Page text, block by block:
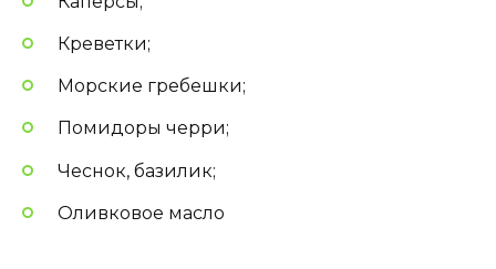
Креветки;
Морские гребешки;
Помидоры черри;
Чеснок, базилик;
Оливковое масло